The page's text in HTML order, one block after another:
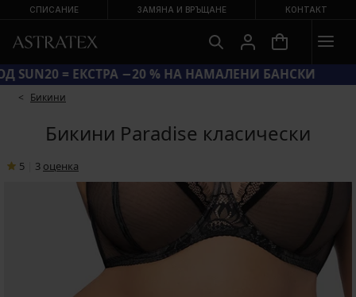
СПИСАНИЕ ЗАМЯНА И ВРЪЩАНЕ КОНТАКТ
ГОЛЯМА ЛЯТНА РАЗПРОДАЖБА ДО −70 %
КОД SUN20 = ЕКСТРА −20 % НА НАМАЛЕНИ БАНСКИ
Бикини
Бикини Paradise класически
5 3 oценка